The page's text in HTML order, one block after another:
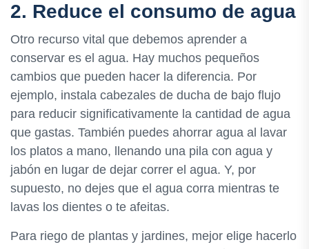
2. Reduce el consumo de agua
Otro recurso vital que debemos aprender a
conservar es el agua. Hay muchos pequeños
cambios que pueden hacer la diferencia. Por
ejemplo, instala cabezales de ducha de bajo flujo
para reducir significativamente la cantidad de agua
que gastas. También puedes ahorrar agua al lavar
los platos a mano, llenando una pila con agua y
jabón en lugar de dejar correr el agua. Y, por
supuesto, no dejes que el agua corra mientras te
lavas los dientes o te afeitas.
Para riego de plantas y jardines, mejor elige hacerlo